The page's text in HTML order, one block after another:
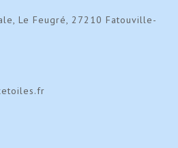
Le Feugré, 27210 Fatouville-